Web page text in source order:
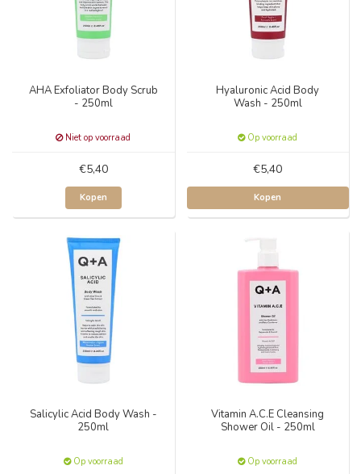
AHA Exfoliator Body Scrub
- 250ml
Niet op voorraad
€5,40
Kopen
Hyaluronic Acid Body
Wash - 250ml
Op voorraad
€5,40
Kopen
Salicylic Acid Body Wash -
250ml
Op voorraad
Vitamin A.C.E Cleansing
Shower Oil - 250ml
Op voorraad